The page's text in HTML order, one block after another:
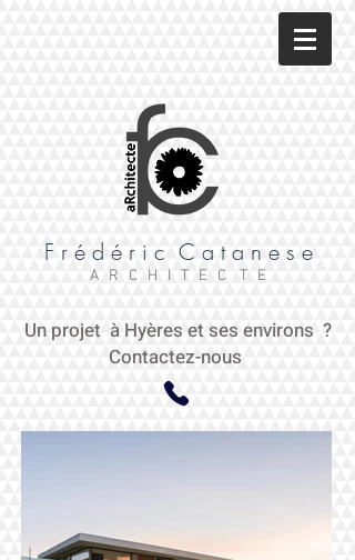
F r é d é r i c C a t a n e s e
A R C H I T E C T E
Un projet à Hyères et ses environs ?
Contactez-nous